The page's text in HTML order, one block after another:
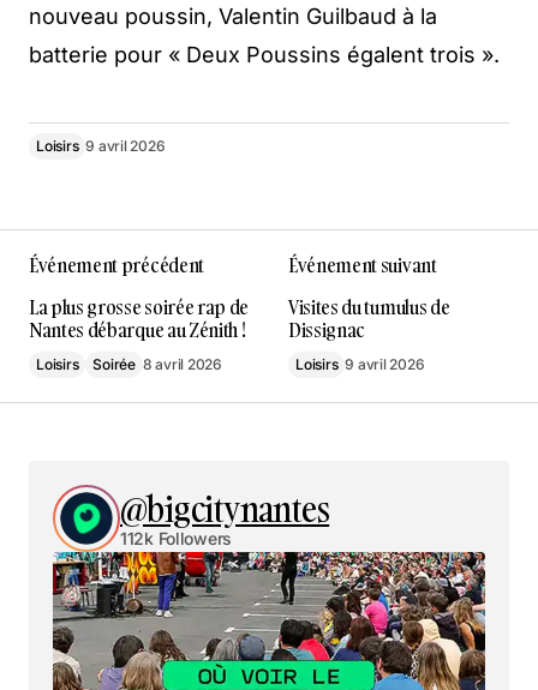
nouveau poussin, Valentin Guilbaud à la
batterie pour « Deux Poussins égalent trois ».
Loisirs 9 avril 2026
Événement précédent
La plus grosse soirée rap de
Nantes débarque au Zénith !
Loisirs Soirée 8 avril 2026
Événement suivant
Visites du tumulus de
Dissignac
Loisirs 9 avril 2026
@bigcitynantes
112k Followers